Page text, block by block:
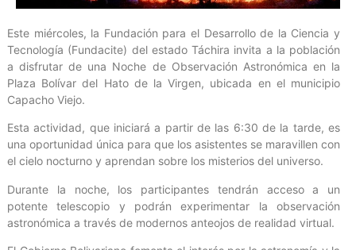
Este miércoles, la Fundación para el Desarrollo de la Ciencia y
Tecnología (Fundacite) del estado Táchira invita a la población
a disfrutar de una Noche de Observación Astronómica en la
Plaza Bolívar del Hato de la Virgen, ubicada en el municipio
Capacho Viejo.
Esta actividad, que iniciará a partir de las 6:30 de la tarde, es
una oportunidad única para que los asistentes se maravillen con
el cielo nocturno y aprendan sobre los misterios del universo.
Durante la noche, los participantes tendrán acceso a un
potente telescopio y podrán experimentar la observación
astronómica a través de modernos anteojos de realidad virtual.